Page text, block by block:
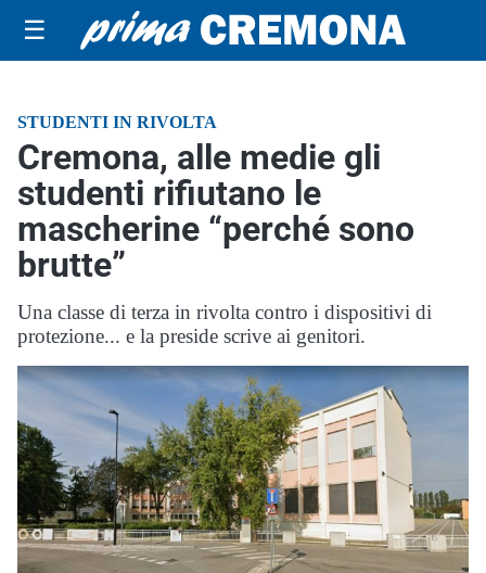
☰
STUDENTI IN RIVOLTA
Cremona, alle medie gli
studenti rifiutano le
mascherine “perché sono
brutte”
Una classe di terza in rivolta contro i dispositivi di
protezione... e la preside scrive ai genitori.